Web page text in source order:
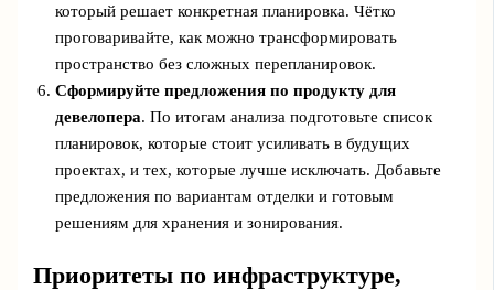
который решает конкретная планировка. Чётко
проговаривайте, как можно трансформировать
пространство без сложных перепланировок.
Сформируйте предложения по продукту для
девелопера. По итогам анализа подготовьте список
планировок, которые стоит усиливать в будущих
проектах, и тех, которые лучше исключать. Добавьте
предложения по вариантам отделки и готовым
решениям для хранения и зонирования.
Приоритеты по инфраструктуре,